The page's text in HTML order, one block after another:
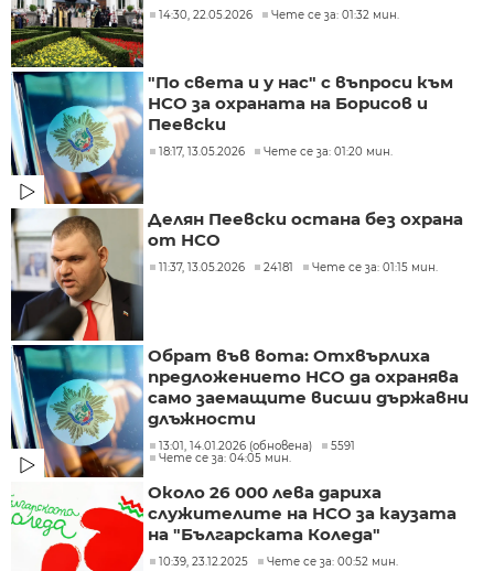
14:30, 22.05.2026 Чете се за: 01:32 мин.
"По света и у нас" с въпроси към
НСО за охраната на Борисов и
Пеевски
18:17, 13.05.2026 Чете се за: 01:20 мин.
Делян Пеевски остана без охрана
от НСО
11:37, 13.05.2026 24181 Чете се за: 01:15 мин.
Обрат във вота: Отхвърлиха
предложението НСО да охранява
само заемащите висши държавни
длъжности
13:01, 14.01.2026 (обновена)
5591
Чете се за: 04:05 мин.
Около 26 000 лева дариха
служителите на НСО за каузата
на "Българската Коледа"
10:39, 23.12.2025 Чете се за: 00:52 мин.